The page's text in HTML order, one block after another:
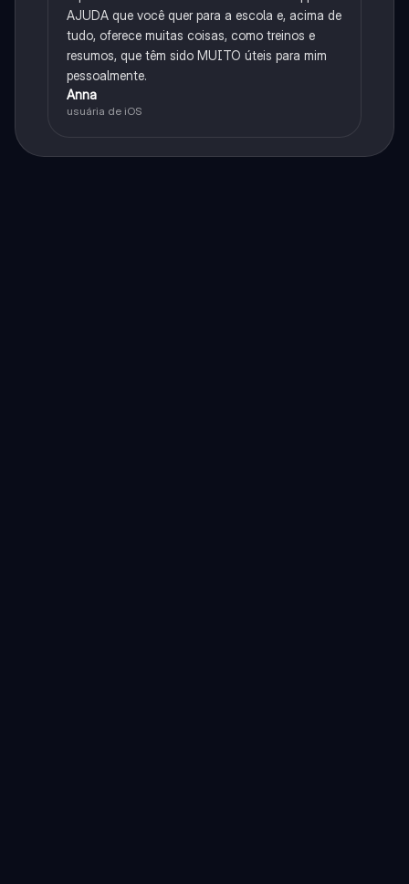
AJUDA que você quer para a escola e, acima de
tudo, oferece muitas coisas, como treinos e
resumos, que têm sido MUITO úteis para mim
pessoalmente.
Anna
usuária de iOS